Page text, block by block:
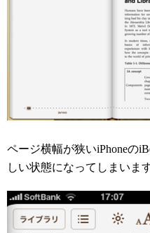
ページ横幅が狭いiPhoneの
しい状態になってしまいま